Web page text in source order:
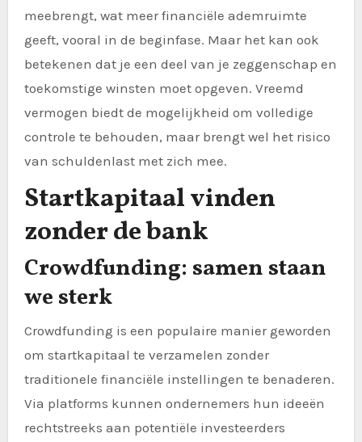
meebrengt, wat meer financiële ademruimte
geeft, vooral in de beginfase. Maar het kan ook
betekenen dat je een deel van je zeggenschap en
toekomstige winsten moet opgeven. Vreemd
vermogen biedt de mogelijkheid om volledige
controle te behouden, maar brengt wel het risico
van schuldenlast met zich mee.
Startkapitaal vinden
zonder de bank
Crowdfunding: samen staan
we sterk
Crowdfunding is een populaire manier geworden
om startkapitaal te verzamelen zonder
traditionele financiële instellingen te benaderen.
Via platforms kunnen ondernemers hun ideeën
rechtstreeks aan potentiële investeerders